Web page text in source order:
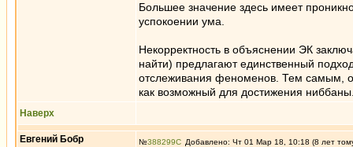
Большее значение здесь имеет
успокоении ума.
Некорректность в объяснении ЭК
найти) предлагают единственный
отслеживания феноменов. Тем самым,
как возможный для достижения
Наверх
Евгений Бобр №388299 Добавлено: Чт 01 Мар 18, 10:18 (8 лет